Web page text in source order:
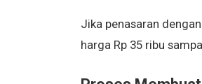
Jika penasaran
harga Rp 35 ribu